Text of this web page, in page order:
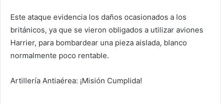
Este ataque evidencia los daños ocasionados a los
británicos, ya que se vieron obligados a utilizar aviones
Harrier, para bombardear una pieza aislada, blanco
normalmente poco rentable.
Artillería Antiaérea: ¡Misión Cumplida!